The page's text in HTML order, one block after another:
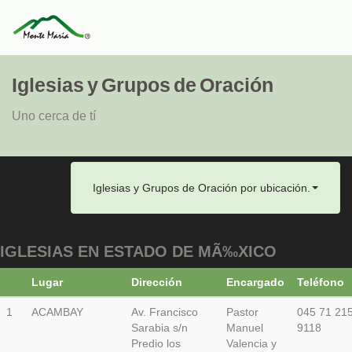
Iglesias y Grupos de Oración
Uno cerca de tí
Iglesias y Grupos de Oración por ubicación.
IGLESIAS EN ESTADO DE MÃ‰XICO
Lugar Dirección Encargado Teléfono
1 ACAMBAY
Av. Francisco
Sarabia s/n
Predio los
Pastor
Manuel
Valencia y
045 71
9118